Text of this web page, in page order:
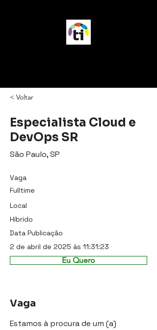
< Voltar
Especialista Cloud e
DevOps SR
São Paulo, SP
Vaga
Fulltime
Local
Híbrido
Data Publicação
2 de abril de 2025 às 11:31:23
Eu Quero
Vaga
Estamos à procura de um (a)